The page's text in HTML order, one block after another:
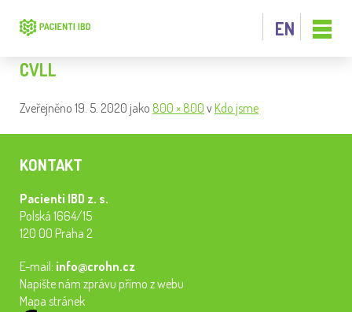
EN
CVLL
Zveřejněno 19. 5. 2020 jako 800 × 800 v Kdo jsme
KONTAKT
Pacienti IBD z. s.
Polská 1664/15
120 00 Praha 2
E-mail: info@crohn.cz
Napište nám zprávu přímo z webu
Mapa stránek